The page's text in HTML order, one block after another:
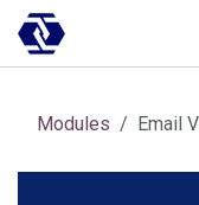
Skip to Content
Modules Email